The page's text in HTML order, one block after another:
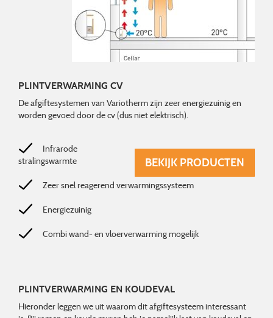
PLINTVERWARMING CV
De afgiftesystemen van Variotherm zijn zeer energiezuinig en
worden gevoed door de cv (dus niet elektrisch).
BEKIJK PRODUCTEN
Infrarode
stralingswarmte
Zeer snel reagerend verwarmingssysteem
Energiezuinig
Combi wand- en vloerverwarming mogelijk
PLINTVERWARMING EN KOUDEVAL
Hieronder leggen we uit waarom dit afgiftesysteem interessant